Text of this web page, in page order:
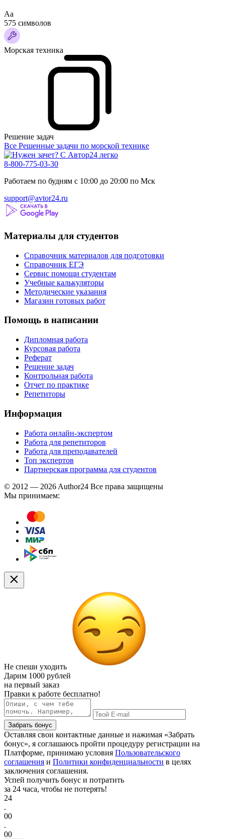
Аа
575 символов
Морская техника
Решение задач
Все Решенные задачи по морской технике
8-800-775-03-30
Работаем по будням с 10:00 до 20:00 по Мск
support@avtor24.ru
Материалы для студентов
Справочник материалов для подготовки
Справочник ЕГЭ
Сервис помощи студентам
Учебные калькуляторы
Методические указания
Магазин готовых работ
Помощь в написании
Дипломная работа
Курсовая работа
Реферат
Решение задач
Контрольная работа
Отчет по практике
Репетиторы
Информация
Работа онлайн-экспертом
Работа для репетиторов
Работа для преподавателей
Топ экспертов
Партнерская программа для студентов
© 2012 — 2026 Author24 Все права защищены
Мы принимаем:
Не спеши уходить
Дарим 1000 рублей
на первый заказ
Правки к работе бесплатно!
Забрать бонус
Оставляя свои контактные данные и нажимая «Забрать
бонус», я соглашаюсь пройти процедуру регистрации на
Платформе, принимаю условия Пользовательского
соглашения и Политики конфиденциальности в целях
заключения соглашения.
Успей получить бонус и потратить
за 24 часа, чтобы не потерять!
24
.
00
.
00